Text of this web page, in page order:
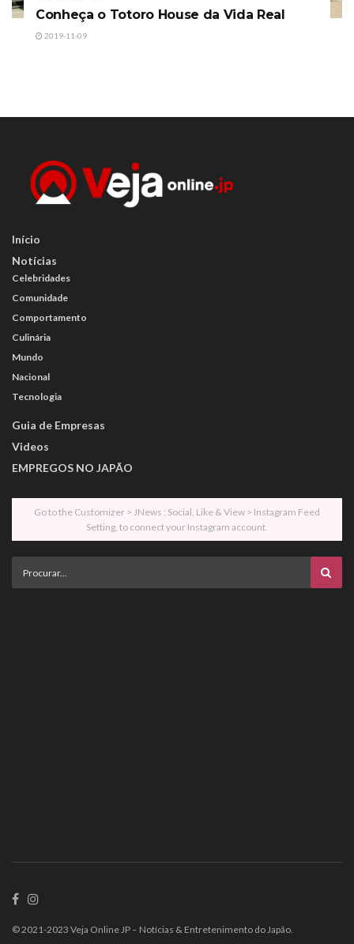
Conheça o Totoro House da Vida Real
2019-11-09
Início
Notícias
Celebridades
Comunidade
Comportamento
Culinária
Mundo
Nacional
Tecnologia
Guia de Empresas
Videos
EMPREGOS NO JAPÃO
Go to the Customizer > JNews : Social, Like & View > Instagram Feed
Setting, to connect your Instagram account.
© 2021-2023 Veja Online JP – Notícias & Entretenimento do Japão.